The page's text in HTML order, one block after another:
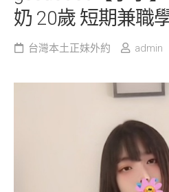
奶 20歲 短期兼職
台灣本土正妹外約 admin